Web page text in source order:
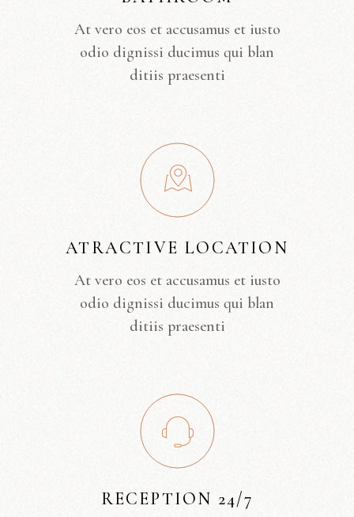
At vero eos et accusamus et iusto
odio dignissi ducimus qui blan
ditiis praesenti
ATRACTIVE LOCATION
At vero eos et accusamus et iusto
odio dignissi ducimus qui blan
ditiis praesenti
RECEPTION 24/7